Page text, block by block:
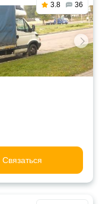
3.8 36
Связаться